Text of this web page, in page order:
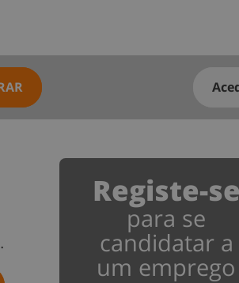
Registe-se
para se
candidatar a
um emprego